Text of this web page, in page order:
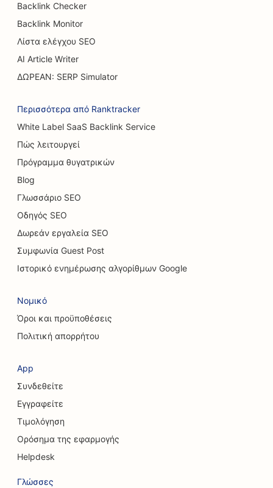
SEO για φορτηγά Burger
SEO για καφετέριες
SEO για χειρουργούς εγκαυμάτων
SEO για καταστήματα κέικ
SEO για καταστήματα χαλιών και δαπέδων
SEO για χειροπρακτικούς
SEO για υπηρεσίες χημικής φλούδας
SEO για αισθητικούς χειρουργούς
SEO για κρανιοπροσωπικούς χειρουργούς
SEO για Πιστωτικά Σωματεία
SEO για καταστήματα ρούχων
SEO για καταστήματα Cupcake
Backlink Checker
Backlink Monitor
Λίστα ελέγχου SEO
AI Article Writer
ΔΩΡΕΑΝ: SERP Simulator
Περισσότερα από Ranktracker
White Label SaaS Backlink Service
Πώς λειτουργεί
Πρόγραμμα θυγατρικών
Blog
Γλωσσάριο SEO
Οδηγός SEO
Δωρεάν εργαλεία SEO
Συμφωνία Guest Post
Ιστορικό ενημέρωσης αλγορίθμων Google
Νομικό
Όροι και προϋποθέσεις
Πολιτική απορρήτου
App
Συνδεθείτε
Εγγραφείτε
Τιμολόγηση
Ορόσημα της εφαρμογής
Helpdesk
Γλώσσες